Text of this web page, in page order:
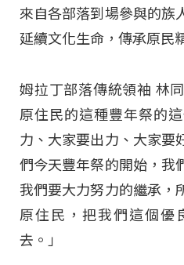
來自各部落到場參與的族
延續文化生命，傳承原民
姆拉丁部落傳統領袖 林
原住民的這種豐年祭的
力、大家要出力、大家要
們今天豐年祭的開始，我
我們要大力努力的繼承，
原住民，把我們這個優
去。」